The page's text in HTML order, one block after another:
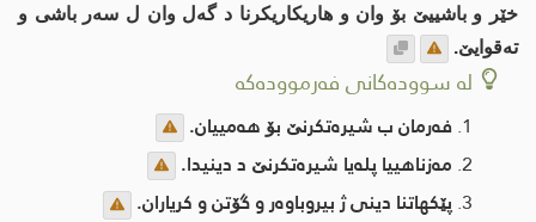
خێر و باشییێ بۆ وان و هاریکاریکرنا د گەل وان ل سەر باشی و
ته‌قوایێ.
لە سوودەکانی فەرموودەکە
فەرمان ب شیره‌تكرنێ بۆ هەمییان.
مەزناهییا پله‌یا شیره‌تكرنێ د دینیدا.
پێكهاتنا دینی ژ بیروباوەر و گۆتن و کریاران.